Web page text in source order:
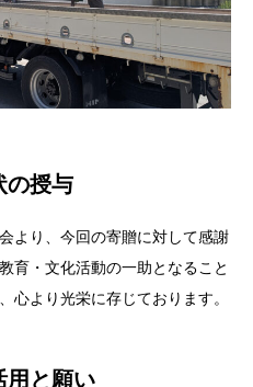
の授与
より、今回の寄贈に対して感謝
育・文化活動の一助となること
心より光栄に存じております。
用と願い